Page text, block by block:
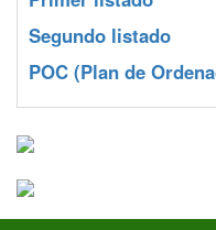
Segundo listado
POC (Plan de